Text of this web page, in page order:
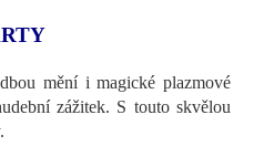
mění i magické plazmové
zážitek. S touto skvělou